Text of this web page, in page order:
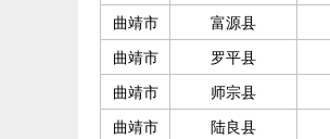
曲靖市
富源县
曲靖市
罗平县
曲靖市
师宗县
曲靖市
陆良县